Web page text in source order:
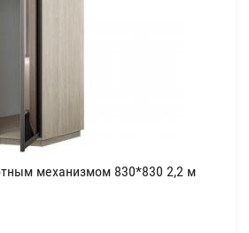
механизмом 830*830 2,2 м